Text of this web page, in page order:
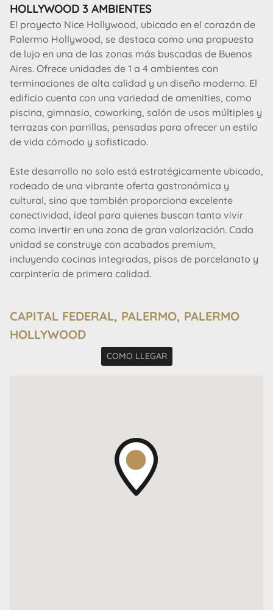
HOLLYWOOD 3 AMBIENTES
El proyecto Nice Hollywood, ubicado en el corazón de
Palermo Hollywood, se destaca como una propuesta
de lujo en una de las zonas más buscadas de Buenos
Aires. Ofrece unidades de 1 a 4 ambientes con
terminaciones de alta calidad y un diseño moderno. El
edificio cuenta con una variedad de amenities, como
piscina, gimnasio, coworking, salón de usos múltiples y
terrazas con parrillas, pensadas para ofrecer un estilo
de vida cómodo y sofisticado.
Este desarrollo no solo está estratégicamente ubicado,
rodeado de una vibrante oferta gastronómica y
cultural, sino que también proporciona excelente
conectividad, ideal para quienes buscan tanto vivir
como invertir en una zona de gran valorización. Cada
unidad se construye con acabados premium,
incluyendo cocinas integradas, pisos de porcelanato y
carpintería de primera calidad.
-Piscina semiolimpica cubierta
-SPA, Sauna
-Espacio de coworking
-Terraza con parrillas
televisión y productoras, lo que añade un atractivo
único para compradores jóvenes, profesionales y
CAPITAL FEDERAL, PALERMO, PALERMO
HOLLYWOOD
COMO LLEGAR